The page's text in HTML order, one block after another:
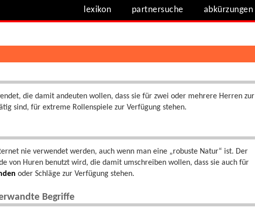
lexikon partnersuche abkürzungen
die damit andeuten wollen, dass sie für zwei oder mehrere Herren zur
sind, für extreme Rollenspiele zur Verfügung stehen.
nie verwendet werden, auch wenn man eine „robuste Natur“ ist. Der
von Huren benutzt wird, die damit umschreiben wollen, dass sie auch für
oder Schläge zur Verfügung stehen.
Begriffe